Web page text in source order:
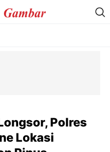
Polres
Lokasi